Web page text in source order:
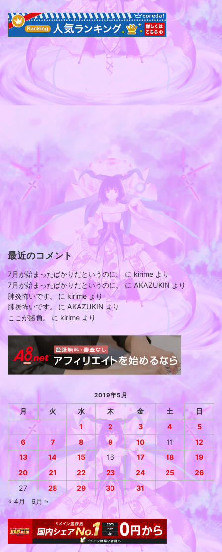
最近のコメント
7月が始まったばかりだというのに。 にkirime より
7月が始まったばかりだというのに。 に AKAZUKINより
肺炎怖いです。
にkirimeより
肺炎怖いです。に AKAZUKIN より
ここが勝負。
に kirime より
2019年5月
月 火 水 木 金 土
日
1
2 3 4
5
6
7 8 9 10 11
12
13
14 15 16 17 18
19
20
21 22 23 24 25
26
27
28 29 30
31
« 4月
6月 »